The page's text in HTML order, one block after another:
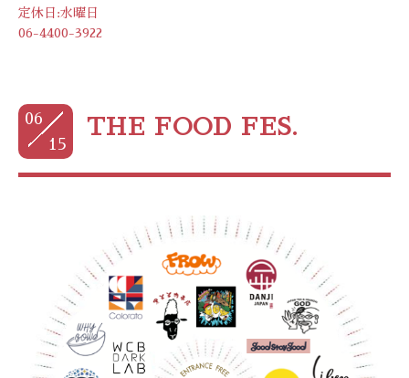
定休日:水曜日
06-4400-3922
06
15
THE FOOD FES.